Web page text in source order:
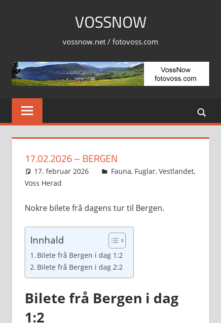
VOSSNOW
vossnow.net / fotovoss.com
17.02.2026 – BERGEN
17. februar 2026 Svein
Fauna, Fuglar, Vestlandet,
Voss Herad
Nokre bilete frå dagens tur til Bergen.
Innhald
Bilete frå Bergen i dag 1:2
Bilete frå Bergen i dag 2:2
Bilete frå Bergen i dag
1:2